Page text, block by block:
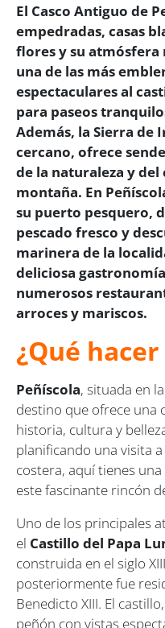
El Casco Antiguo de
empedradas, casas
flores y su atmósfera
una de las más
espectaculares al
para paseos
Además, la Sierra de
cercano, ofrece
de la naturaleza y
montaña. En
su puerto pesquero,
pescado fresco y
marinera de la
deliciosa
numerosos
arroces y mariscos.
¿Qué
Peñíscola, situada en
destino que ofrece una
historia, cultura y
planificando una visita
costera, aquí tienes
este fascinante rincón
Uno de los principales
el Castillo del Papa
construida en el siglo
posteriormente fue
Benedicto XIII. El
peñón con vistas